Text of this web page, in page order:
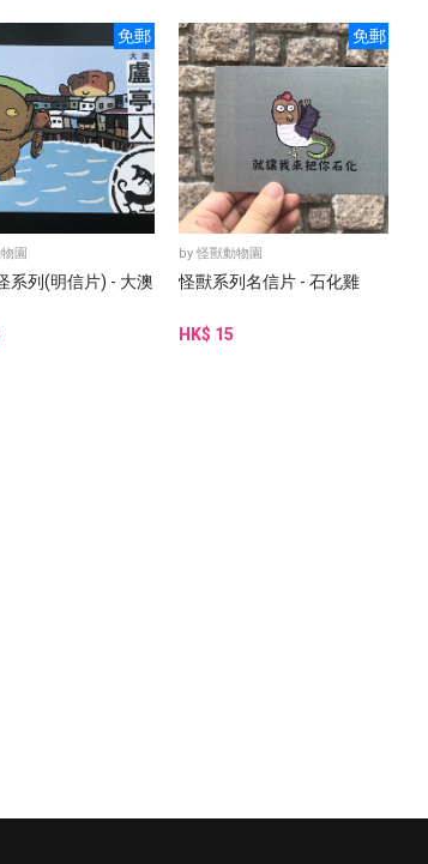
免郵
園
系列(明信片) - 大澳
免郵
by 怪獸動物園
怪獸系列名信片 - 石化雞
HK$ 15